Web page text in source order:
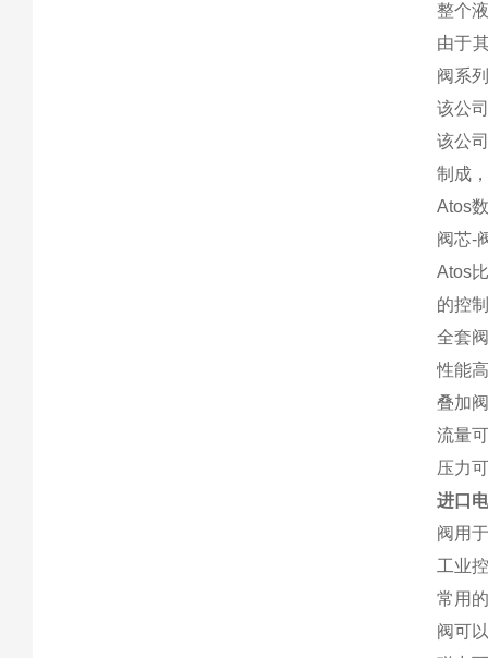
整个
由于
阀系
该公
该公
制成
Atos
阀芯-
Atos
的控
全套
性能
叠加
流量
压力
进口
阀用
工业
常用
阀可